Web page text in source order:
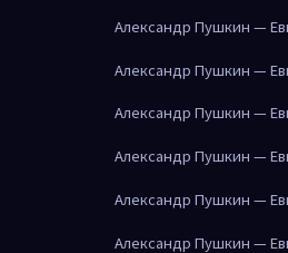
Александр Пушкин —
Александр Пушкин —
Александр Пушкин —
Александр Пушкин —
Александр Пушкин —
Александр Пушкин —